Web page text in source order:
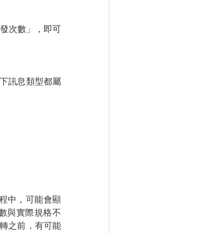
次數」，即可
訊息類型都屬
中，可能會顯
與實際規格不
之前，有可能